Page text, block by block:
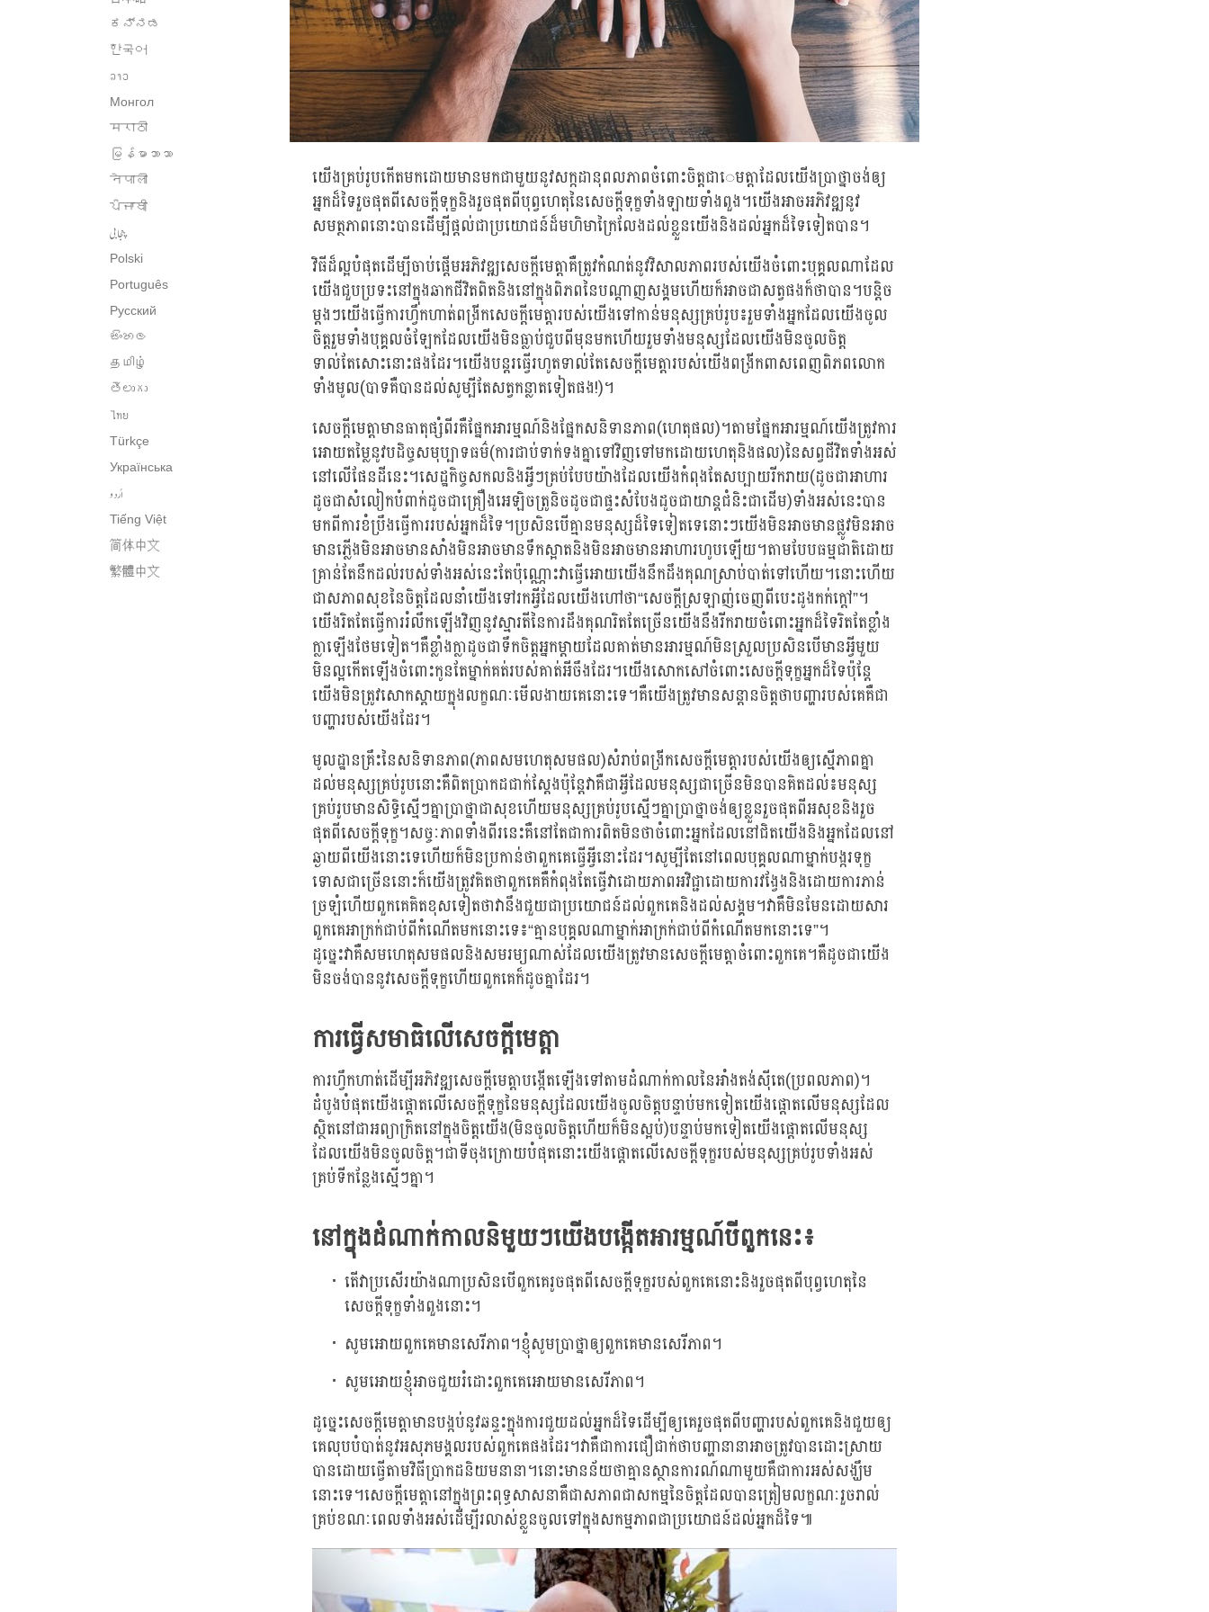
ಕನ್ನಡ
한국어
ລາວ
Монгол
मराठी
မြန်မာဘာသာ
नेपाली
ਪੰਜਾਬੀ
پنجابی
Polski
Português
Русский
සිංහල
தமிழ்
తెలుగు
ไทย
Türkçe
Українська
اُردو
Tiếng Việt
简体中文
繁體中文
យើងគ្រប់រូបកើតមកដោយមានមកជាមួយនូវសក្កដានុពលភាពចំពោះចិត្តជាេមត្តាដែលយើងប្រាថ្នាចង់ឲ្យ
អ្នកដ៏ទៃរួចផុតពីសេចក្តីទុក្ខនិងរួចផុតពីបុព្វហេតុនៃសេចក្តីទុក្ខទាំងឡាយទាំងពួង។យើងអាចអភិវឌ្ឍនូវ
សមត្ថភាពនោះបានដើម្បីផ្តល់ជាប្រយោជន៍ដ៏មហិមាក្រៃលែងដល់ខ្លួនយើងនិងដល់អ្នកដ៏ទៃទៀតបាន។
វិធីដ៏ល្អបំផុតដើម្បីចាប់ផ្តើមអភិវឌ្ឍសេចក្តីមេត្តាគឺត្រូវកំណត់នូវវិសាលភាពរបស់យើងចំពោះបុគ្គលណាដែល
យើងជួបប្រទះនៅក្នុងឆាកជីវិតពិតនិងនៅក្នុងពិភពនៃបណ្តាញសង្គមហើយក៏អាចជាសត្វផងក៏ថាបាន។បន្តិច
ម្តងៗយើងធ្វើការហ្វឹកហាត់ពង្រីកសេចក្តីមេត្តារបស់យើងទៅកាន់មនុស្សគ្រប់រូប៖រួមទាំងអ្នកដែលយើងចូល
ចិត្តរួមទាំងបុគ្គលចំឡែកដែលយើងមិនធ្លាប់ជួបពីមុនមកហើយរួមទាំងមនុស្សដែលយើងមិនចូលចិត្ត
ទាល់តែសោះនោះផងដែរ។យើងបន្តរធ្វើរហូតទាល់តែសេចក្តីមេត្តារបស់យើងពង្រីកពាសពេញពិភពលោក
ទាំងមូល(បាទគឺបានដល់សូម្បីតែសត្វកន្លាតទៀតផង!)។
សេចក្តីមេត្តាមានធាតុផ្សំពីរគឺផ្នែកអារម្មណ៍និងផ្នែកសនិទានភាព(ហេតុផល)។តាមផ្នែកអារម្មណ៍យើងត្រូវការ
អោយតម្លៃនូវបដិច្ចសមុប្បាទធម៌(ការជាប់ទាក់ទងគ្នាទៅវិញទៅមកដោយហេតុនិងផល)នៃសព្វជីវិតទាំងអស់
នៅលើផែនដីនេះ។សេដ្ឋកិច្ចសកលនិងអ្វីៗគ្រប់បែបយ៉ាងដែលយើងកំពុងតែសប្បាយរីករាយ(ដូចជាអាហារ
ដូចជាសំលៀកបំពាក់ដូចជាគ្រឿងអេឡិចត្រូនិចដូចជាផ្ទះសំបែងដូចជាយាន្តជំនិះជាដើម)ទាំងអស់នេះបាន
មកពីការខំប្រឹងធ្វើការរបស់អ្នកដ៏ទៃ។ប្រសិនបើគ្មានមនុស្សដ៏ទៃទៀតទេនោះៗយើងមិនអាចមានផ្លូវមិនអាច
មានភ្លើងមិនអាចមានសាំងមិនអាចមានទឹកស្អាតនិងមិនអាចមានអាហារហូបឡើយ។តាមបែបធម្មជាតិដោយ
គ្រាន់តែនឹកដល់របស់ទាំងអស់នេះតែប៉ុណ្ណោះវាធ្វើអោយយើងនឹកដឹងគុណស្រាប់បាត់ទៅហើយ។នោះហើយ
ជាសភាពសុខនៃចិត្តដែលនាំយើងទៅរកអ្វីដែលយើងហៅថា“សេចក្តីស្រឡាញ់ចេញពីបេះដូងកក់ក្តៅ”។
យើងរិតតែធ្វើការរំលឹកឡើងវិញនូវស្មារតីនៃការដឹងគុណរិតតែច្រើនយើងនឹងរីករាយចំពោះអ្នកដ៏ទៃរិតតែខ្លាំង
ក្លាឡើងថែមទៀត។គឺខ្លាំងក្លាដូចជាទឹកចិត្តអ្នកម្តាយដែលគាត់មានអារម្មណ៍មិនស្រួលប្រសិនបើមានអ្វីមួយ
មិនល្អកើតឡើងចំពោះកូនតែម្នាក់គត់របស់គាត់អីចឹងដែរ។យើងសោកសៅចំពោះសេចក្តីទុក្ខអ្នកដ៏ទៃប៉ុន្តែ
យើងមិនត្រូវសោកស្តាយក្នុងលក្ខណៈមើលងាយគេនោះទេ។គឺយើងត្រូវមានសន្តានចិត្តថាបញ្ហារបស់គេគឺជា
បញ្ហារបស់យើងដែរ។
មូលដ្ឋានគ្រឹះនៃសនិទានភាព(ភាពសមហេតុសមផល)សំរាប់ពង្រីកសេចក្តីមេត្តារបស់យើងឲ្យស្មើភាពគ្នា
ដល់មនុស្សគ្រប់រូបនោះគឺពិតប្រាកដជាក់ស្តែងប៉ុន្តែវាគឺជាអ្វីដែលមនុស្សជាច្រើនមិនបានគិតដល់៖មនុស្ស
គ្រប់រូបមានសិទ្ធិស្មើៗគ្នាប្រាថ្នាជាសុខហើយមនុស្សគ្រប់រូបស្មើៗគ្នាប្រាថ្នាចង់ឲ្យខ្លួនរួចផុតពីអសុខនិងរួច
ផុតពីសេចក្តីទុក្ខ។សច្ចៈភាពទាំងពីរនេះគឺនៅតែជាការពិតមិនថាចំពោះអ្នកដែលនៅជិតយើងនិងអ្នកដែលនៅ
ឆ្ងាយពីយើងនោះទេហើយក៏មិនប្រកាន់ថាពួកគេធ្វើអ្វីនោះដែរ។សូម្បីតែនៅពេលបុគ្គលណាម្នាក់បង្ករទុក្ខ
ទោសជាច្រើននោះក៏យើងត្រូវគិតថាពួកគេគឺកំពុងតែធ្វើវាដោយភាពអវិជ្ជាដោយការវង្វែងនិងដោយការភាន់
ច្រឡំហើយពួកគេគិតខុសទៀតថាវានឹងជួយជាប្រយោជន៍ដល់ពួកគេនិងដល់សង្គម។វាគឺមិនមែនដោយសារ
ពួកគេអាក្រក់ជាប់ពីកំណើតមកនោះទេ៖“គ្មានបុគ្គលណាម្នាក់អាក្រក់ជាប់ពីកំណើតមកនោះទេ”។
ដូច្នេះវាគឺសមហេតុសមផលនិងសមរម្យណាស់ដែលយើងត្រូវមានសេចក្តីមេត្តាចំពោះពួកគេ។គឺដូចជាយើង
មិនចង់បាននូវសេចក្តីទុក្ខហើយពួកគេក៏ដូចគ្នាដែរ។
ការធ្វើសមាធិលើសេចក្តីមេត្តា
ការហ្វឹកហាត់ដើម្បីអភិវឌ្ឍសេចក្តីមេត្តាបង្កើតឡើងទៅតាមដំណាក់កាលនៃអាំងតង់សុីតេ(ប្រពលភាព)។
ដំបូងបំផុតយើងផ្តោតលើសេចក្តីទុក្ខនៃមនុស្សដែលយើងចូលចិត្តបន្ទាប់មកទៀតយើងផ្តោតលើមនុស្សដែល
ស្ថិតនៅជាអព្យាក្រិតនៅក្នុងចិត្តយើង(មិនចូលចិត្តហើយក៏មិនស្អប់)បន្ទាប់មកទៀតយើងផ្តោតលើមនុស្ស
ដែលយើងមិនចូលចិត្ត។ជាទីចុងក្រោយបំផុតនោះយើងផ្តោតលើសេចក្តីទុក្ខរបស់មនុស្សគ្រប់រូបទាំងអស់
គ្រប់ទីកន្លែងស្មើៗគ្នា។
នៅក្នុងដំណាក់កាលនិមួយៗយើងបង្កើតអារម្មណ៍បីពួកនេះ៖
តើវាប្រសើរយ៉ាងណាប្រសិនបើពួកគេរូចផុតពីសេចក្តីទុក្ខរបស់ពួកគេនោះនិងរួចផុតពីបុព្វហេតុនៃ
សេចក្តីទុក្ខទាំងពួងនោះ។
សូមអោយពួកគេមានសេរីភាព។ខ្ញុំសូមប្រាថ្នាឲ្យពួកគេមានសេរីភាព។
សូមអោយខ្ញុំអាចជួយរំដោះពួកគេអោយមានសេរីភាព។
ដូច្នេះសេចក្តីមេត្តាមានបង្កប់នូវឆន្ទះក្នុងការជួយដល់អ្នកដ៏ទៃដើម្បីឲ្យគេរួចផុតពីបញ្ហារបស់ពួកគេនិងជួយឲ្យ
គេលុបបំបាត់នូវអសុភមង្គលរបស់ពួកគេផងដែរ។វាគឺជាការជឿជាក់ថាបញ្ហានានាអាចត្រូវបានដោះស្រាយ
បានដោយធ្វើតាមវិធីប្រាកដនិយមនានា។នោះមានន័យថាគ្មានស្ថានការណ៍ណាមួយគឺជាការអស់សង្ឃឹម
នោះទេ។សេចក្តីមេត្តានៅក្នុងព្រះពុទ្ធសាសនាគឺជាសភាពជាសកម្មនៃចិត្តដែលបានត្រៀមលក្ខណៈរួចរាល់
គ្រប់ខណៈពេលទាំងអស់ដើម្បីរលាស់ខ្លួនចូលទៅក្នុងសកម្មភាពជាប្រយោជន៍ដល់អ្នកដ៏ទៃ៕